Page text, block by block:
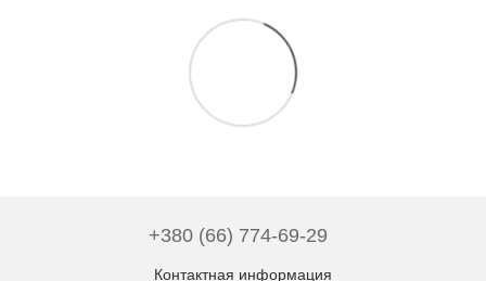
+380 (66) 774-69-29
Контактная информация